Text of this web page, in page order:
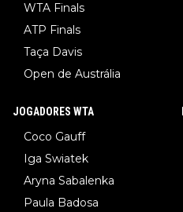
WTA Finals
ATP Finals
Taça Davis
Open de Austrália
JOGADORES WTA
Coco Gauff
Iga Swiatek
Aryna Sabalenka
Paula Badosa